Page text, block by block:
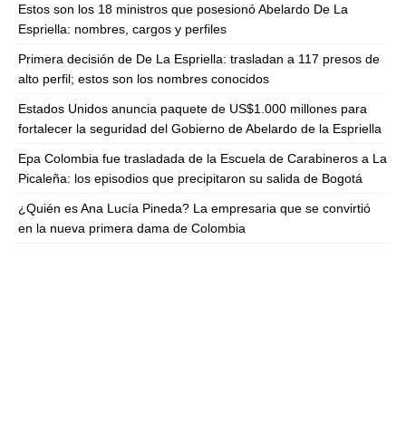
Estos son los 18 ministros que posesionó Abelardo De La
Espriella: nombres, cargos y perfiles
Primera decisión de De La Espriella: trasladan a 117 presos de
alto perfil; estos son los nombres conocidos
Estados Unidos anuncia paquete de US$1.000 millones para
fortalecer la seguridad del Gobierno de Abelardo de la Espriella
Epa Colombia fue trasladada de la Escuela de Carabineros a La
Picaleña: los episodios que precipitaron su salida de Bogotá
¿Quién es Ana Lucía Pineda? La empresaria que se convirtió
en la nueva primera dama de Colombia